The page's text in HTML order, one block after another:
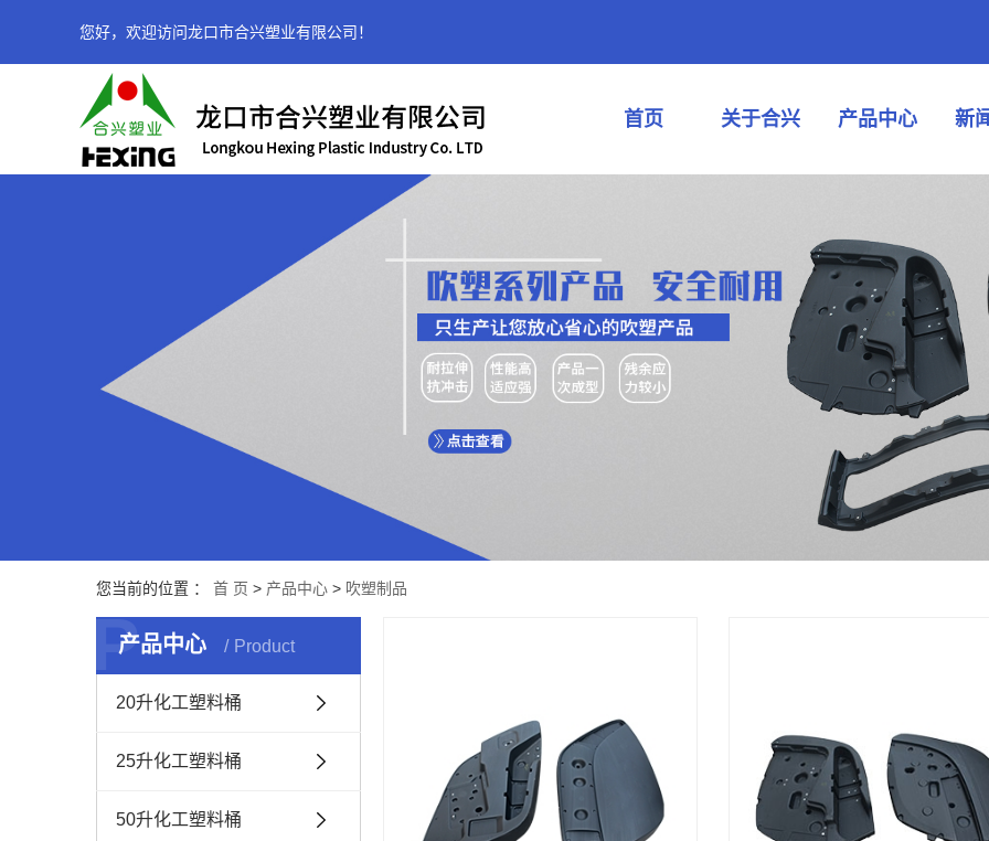
您好，欢迎访问龙口市合兴塑业有限公司！
首页 关于合兴 产品中心 新
您当前的位置 ： 首 页 > 产品中心 > 吹塑制品
产品中心 Product
P
20升化工塑料桶
25升化工塑料桶
50升化工塑料桶